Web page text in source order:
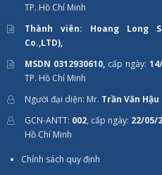
TP. Hồ Chí Minh
Thành viên: Hoang Long
Co.,LTD),
MSDN 0312930610,cấp ngày:
TP. Hồ Chí Minh
Người đại diện: Mr. Trần Văn Hậu
GCN-ANTT: 002, cấp ngày: 22/05/
Hồ Chí Minh
Chính sách quy định